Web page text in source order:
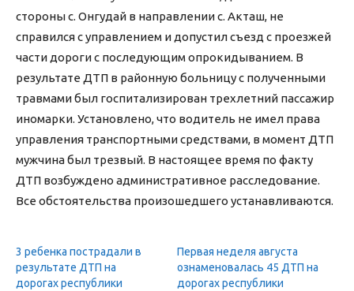
стороны с. Онгудай в направлении с. Акташ, не
справился с управлением и допустил съезд с проезжей
части дороги с последующим опрокидыванием. В
результате ДТП в районную больницу с полученными
травмами был госпитализирован трехлетний пассажир
иномарки. Установлено, что водитель не имел права
управления транспортными средствами, в момент ДТП
мужчина был трезвый. В настоящее время по факту
ДТП возбуждено административное расследование.
Все обстоятельства произошедшего устанавливаются.
3 ребенка пострадали в
результате ДТП на
дорогах республики
Первая неделя августа
ознаменовалась 45 ДТП на
дорогах республики